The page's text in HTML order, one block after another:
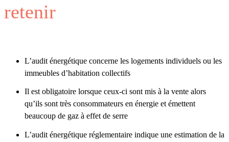
retenir
L’audit énergétique concerne les logements individuels ou les
immeubles d’habitation collectifs
Il est obligatoire lorsque ceux-ci sont mis à la vente alors
qu’ils sont très consommateurs en énergie et émettent
beaucoup de gaz à effet de serre
L’audit énergétique réglementaire indique une estimation de la